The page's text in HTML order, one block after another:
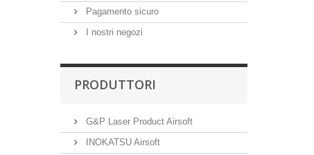
Pagamento sicuro
I nostri negozi
PRODUTTORI
G&P Laser Product Airsoft
INOKATSU Airsoft